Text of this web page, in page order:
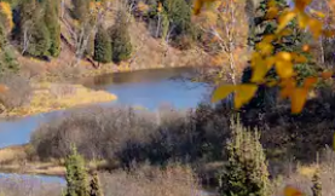
tecles de les fletxes (amunt i avall), o